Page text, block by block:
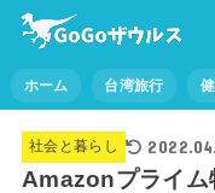
ホーム 台湾旅行
社会と暮らし
Amazonプライム